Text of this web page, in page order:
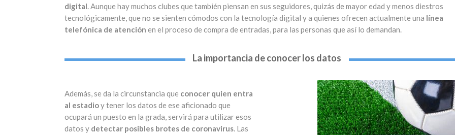
digital. Aunque hay muchos clubes que también piensan en sus seguidores, quizás de mayor edad y menos diestros
tecnológicamente, que no se sienten cómodos con la tecnología digital y a quienes ofrecen actualmente una línea
telefónica de atención en el proceso de compra de entradas, para las personas que así lo demandan.
La importancia de conocer los datos
Además, se da la circunstancia que conocer quien entra
al estadioy tener los datos de ese aficionado que
ocupará un puesto en la grada, servirá para utilizar esos
datos y detectar posibles brotes de coronavirus. Las